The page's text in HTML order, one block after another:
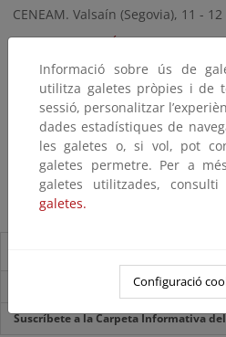
CENEAM. Valsaín (Segovia), 11 -
Felicísimo, Á. M. (coord.)
adaptación al cambio
española. 2. Flora y
Oficina Española de Cambio
Ambiente y Medio Rural y Marino.
Versión digital
instrucciones de acceso a
Carpeta Informativa del CENEAM.
Suscríbete a la Carpeta Informativa
Informació sobre ús de
utilitza galetes pròpies i de
sessió, personalitzar
dades estadístiques de
les galetes o, si vol, pot
galetes permetre. Per a
galetes utilitzades,
galetes.
Configuració